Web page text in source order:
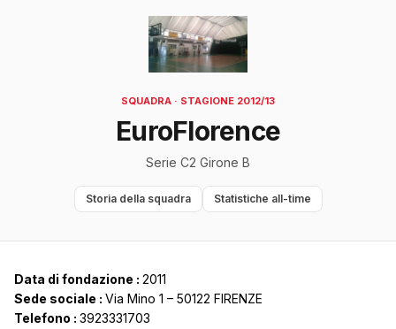
SQUADRA · STAGIONE 2012/13
EuroFlorence
Serie C2 Girone B
Storia della squadra Statistiche all-time
Data di fondazione : 2011
Sede sociale : Via Mino 1 – 50122 FIRENZE
Telefono : 3923331703